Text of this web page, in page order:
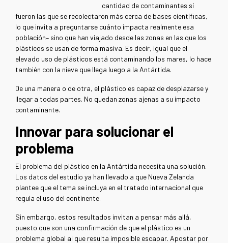
cantidad de contaminantes sí
fueron las que se recolectaron más cerca de bases científicas,
lo que invita a preguntarse cuánto impacta realmente esa
población– sino que han viajado desde las zonas en las que los
plásticos se usan de forma masiva. Es decir, igual que el
elevado uso de plásticos está contaminando los mares, lo hace
también con la nieve que llega luego a la Antártida.
De una manera o de otra, el plástico es capaz de desplazarse y
llegar a todas partes. No quedan zonas ajenas a su impacto
contaminante.
Innovar para solucionar el
problema
El problema del plástico en la Antártida necesita una solución.
Los datos del estudio ya han llevado a que Nueva Zelanda
plantee que el tema se incluya en el tratado internacional que
regula el uso del continente.
Sin embargo, estos resultados invitan a pensar más allá,
puesto que son una confirmación de que el plástico es un
problema global al que resulta imposible escapar. Apostar por